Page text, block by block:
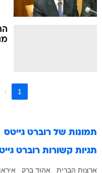
1
תמונות של רוברט גייטס
תגיות קשורות רוברט
ארצות הברית אהוד ברק איראן